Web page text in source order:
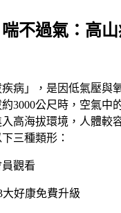
不過氣：高
病」，是因低氣壓與
3000公尺時，空氣中
高海拔環境，人體較
三種類形：
觀看
好康免費升級